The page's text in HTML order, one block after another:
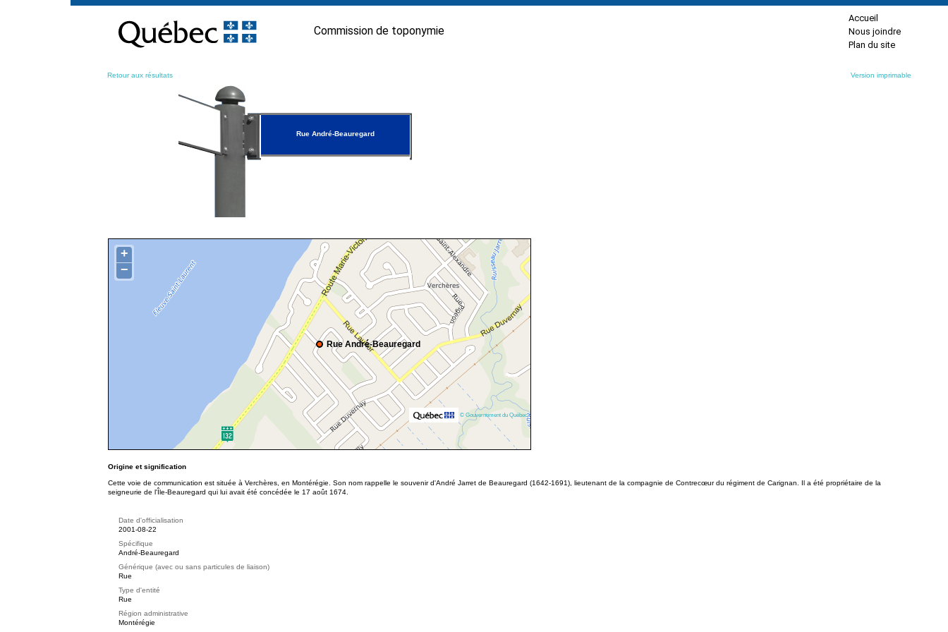
contenu
Commission de toponymie
Accueil
Nous joindre
Plan du site
Retour aux résultats Version imprimable
Rue André-Beauregard
Rue André-Beauregard
+
−
© Gouvernement du Québec
Origine et signification
Cette voie de communication est située à Verchères, en Montérégie. Son nom rappelle le souvenir d'André Jarret de Beauregard (1642-1691), lieutenant de la compagnie de Contrecœur du régiment de Carignan. Il a été propriétaire de la
seigneurie de l'Île-Beauregard qui lui avait été concédée le 17 août 1674.
Date d'officialisation
2001-08-22
Spécifique
André-Beauregard
Générique (avec ou sans particules de liaison)
Rue
Type d'entité
Rue
Région administrative
Montérégie